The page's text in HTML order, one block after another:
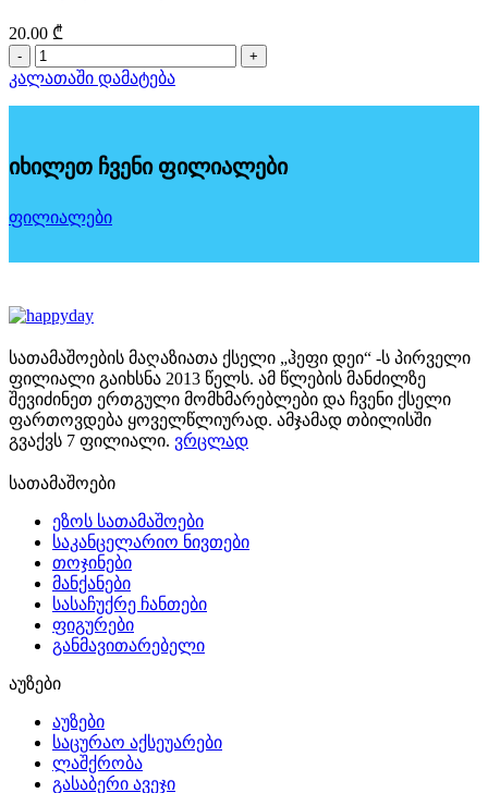
20.00 ₾
რაოდენობა:
ხის
კალათაში დამატება
იხილეთ ჩვენი ფილიალები
ფილიალები
სათამაშოების მაღაზიათა ქსელი „ჰეფი დეი“ -ს პირველი
ფილიალი გაიხსნა 2013 წელს. ამ წლების მანძილზე
შევიძინეთ ერთგული მომხმარებლები და ჩვენი ქსელი
ფართოვდება ყოველწლიურად. ამჯამად თბილისში
გვაქვს 7 ფილიალი. ვრცლად
სათამაშოები
ეზოს სათამაშოები
საკანცელარიო ნივთები
თოჯინები
მანქანები
სასაჩუქრე ჩანთები
ფიგურები
განმავითარებელი
აუზები
აუზები
საცურაო აქსეუარები
ლაშქრობა
გასაბერი ავეჯი